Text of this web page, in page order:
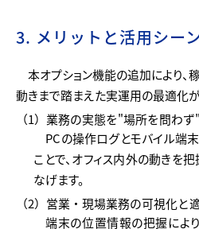
3. メリットと活用シー
本オプション機能の追加により
動きまで踏まえた実運用の最適化が
（1）業務の実態を"場所を問わ
PCの操作ログとモバイル端
ことで、オフィス内外の動きを
なげます。
（2）営業・現場業務の可視化と
端末の位置情報の把握によ